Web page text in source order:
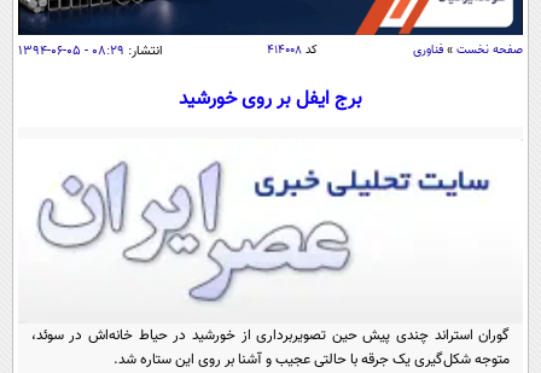
اقتصاد
جامعه
حوادث
یک برش دانایی
سفر و تفریح
بین الملل
علم و دانش
علمی
گوناگون
صفحه نخست » فناوری کد۴۱۴۰۰۸ انتشار: ۰۸:۲۹ - ۰۵-۰۶-۱۳۹۴
برج ایفل بر روی خورشید
گوران استراند چندی پیش حین تصویربرداری از خورشید در حیاط خانه‌اش در سوئد،
متوجه شکل‌گیری یک جرقه با حالتی عجیب و آشنا بر روی این ستاره شد.